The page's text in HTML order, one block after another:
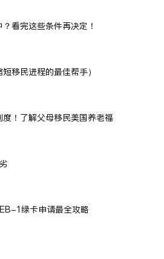
看完这些条件再决定！
移民进程的最佳帮手）
！了解父母移民美国养老福
1绿卡申请最全攻略